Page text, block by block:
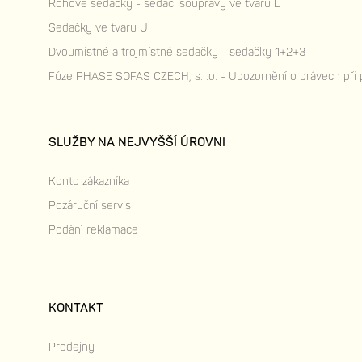
Rohové sedačky - sedací soupravy ve tvaru L
Sedačky ve tvaru U
Dvoumístné a trojmístné sedačky - sedačky 1+2+3
Fúze PHASE SOFAS CZECH, s.r.o. - Upozornění o právech při
SLUŽBY NA NEJVYŠŠÍ ÚROVNI
Konto zákazníka
Pozáruční servis
Podání reklamace
KONTAKT
Prodejny